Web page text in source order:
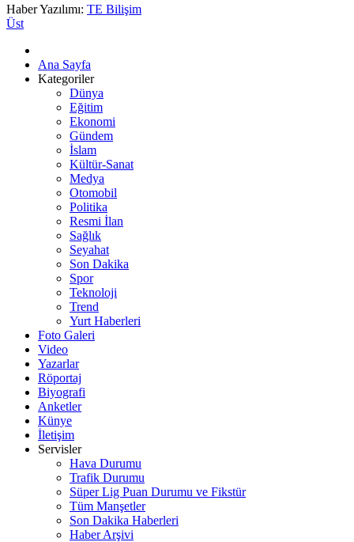
Haber Yazılımı: TE Bilişim
Üst
Ana Sayfa
Kategoriler
Dünya
Eğitim
Ekonomi
Gündem
İslam
Kültür-Sanat
Medya
Otomobil
Politika
Resmi İlan
Sağlık
Seyahat
Son Dakika
Spor
Teknoloji
Trend
Yurt Haberleri
Foto Galeri
Video
Yazarlar
Röportaj
Biyografi
Anketler
Künye
İletişim
Servisler
Hava Durumu
Trafik Durumu
Süper Lig Puan Durumu ve Fikstür
Tüm Manşetler
Son Dakika Haberleri
Haber Arşivi